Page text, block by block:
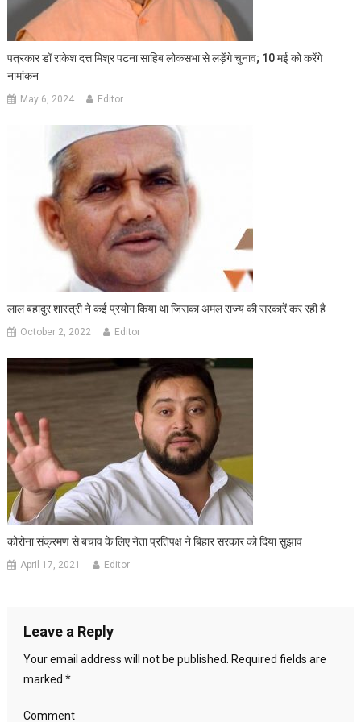
पत्रकार डॉ राकेश दत्त मिश्र पटना साहिब लोकसभा से लड़ेंगे चुनाव; 10 मई को करेंगे
नामांकन
May 6, 2024 Editor
लाल बहादुर शास्त्री ने कई प्रयोग किया था जिसका अमल राज्य की सरकारें कर रही है
October 2, 2022 Editor
कोरोना संक्रमण से बचाव के लिए नेता प्रतिपक्ष ने बिहार सरकार को दिया सुझाव
April 17, 2021 Editor
Leave a Reply
Your email address will not be published. Required fields are
marked *
Comment